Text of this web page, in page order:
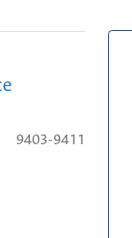
9403-9411